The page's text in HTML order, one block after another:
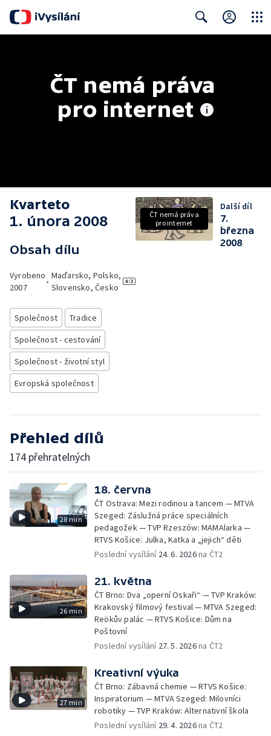
ČT nemá práva
pro internet
Kvarteto
1. února 2008
Obsah dílu
Vyrobeno
2007
•
Maďarsko, Polsko,
Slovensko, Česko
Společnost
Tradice
Společnost - cestování
Společnost - životní styl
Evropská společnost
ČT nemá práva
pro internet
Další díl
7.
března
2008
Přehled dílů
174 přehratelných
28 min
18. června
ČT Ostrava: Mezi rodinou a tancem — MTVA
Szeged: Záslužná práce speciálních
pedagožek — TVP Rzeszów: MAMAlarka —
RTVS Košice: Julka, Katka a „jejich“ děti
Poslední vysílání 24. 6. 2026na ČT2
26 min
21. května
ČT Brno: Dva „operní Oskaři“ — TVP Kraków:
Krakovský filmový festival — MTVA Szeged:
Reökův palác — RTVS Košice: Dům na
Poštovní
Poslední vysílání 27. 5. 2026na ČT2
27 min
Kreativní výuka
ČT Brno: Zábavná chemie — RTVS Košice:
Inspiratorium — MTVA Szeged: Milovníci
robotiky — TVP Kraków: Alternativní škola
Poslední vysílání 29. 4. 2026na ČT2